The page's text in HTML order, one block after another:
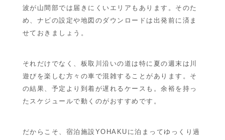
波が山間部では届きにくいエリアもあります。そのた
め、ナビの設定や地図のダウンロードは出発前に済ま
せておきましょう。
それだけでなく、板取川沿いの道は特に夏の週末は川
遊びを楽しむ方々の車で混雑することがあります。そ
の結果、予定より到着が遅れるケースも。余裕を持っ
たスケジュールで動くのがおすすめです。
だからこそ、 宿泊施設YOHAKU に泊まってゆっくり過